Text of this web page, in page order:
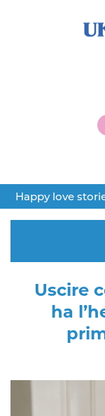
Happy love
Uscire
ha